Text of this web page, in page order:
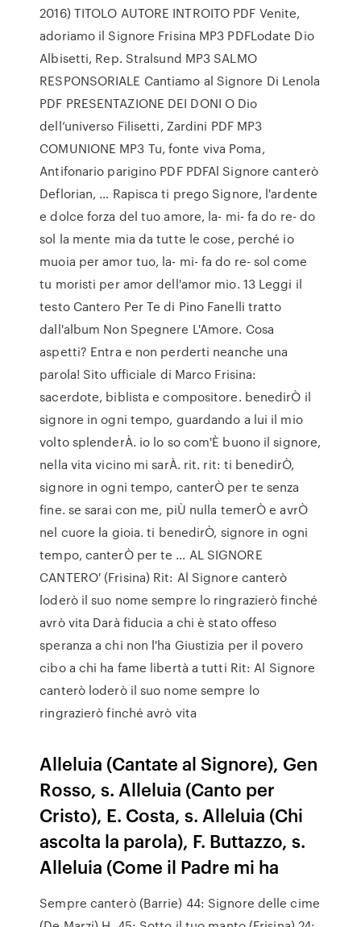
2016) TITOLO AUTORE INTROITO PDF Venite,
adoriamo il Signore Frisina MP3 PDFLodate Dio
Albisetti, Rep. Stralsund MP3 SALMO
RESPONSORIALE Cantiamo al Signore Di Lenola
PDF PRESENTAZIONE DEI DONI O Dio
dell’universo Filisetti, Zardini PDF MP3
COMUNIONE MP3 Tu, fonte viva Poma,
Antifonario parigino PDF PDFAl Signore canterò
Deflorian, … Rapisca ti prego Signore, l'ardente
e dolce forza del tuo amore, la- mi- fa do re- do
sol la mente mia da tutte le cose, perché io
muoia per amor tuo, la- mi- fa do re- sol come
tu moristi per amor dell'amor mio. 13 Leggi il
testo Cantero Per Te di Pino Fanelli tratto
dall'album Non Spegnere L'Amore. Cosa
aspetti? Entra e non perderti neanche una
parola! Sito ufficiale di Marco Frisina:
sacerdote, biblista e compositore. benedirÒ il
signore in ogni tempo, guardando a lui il mio
volto splenderÀ. io lo so com'È buono il signore,
nella vita vicino mi sarÀ. rit. rit: ti benedirÒ,
signore in ogni tempo, canterÒ per te senza
fine. se sarai con me, piÙ nulla temerÒ e avrÒ
nel cuore la gioia. ti benedirÒ, signore in ogni
tempo, canterÒ per te … AL SIGNORE
CANTERO' (Frisina) Rit: Al Signore canterò
loderò il suo nome sempre lo ringrazierò finché
avrò vita Darà fiducia a chi è stato offeso
speranza a chi non l'ha Giustizia per il povero
cibo a chi ha fame libertà a tutti Rit: Al Signore
canterò loderò il suo nome sempre lo
ringrazierò finché avrò vita
Alleluia (Cantate al Signore), Gen
Rosso, s. Alleluia (Canto per
Cristo), E. Costa, s. Alleluia (Chi
ascolta la parola), F. Buttazzo, s.
Alleluia (Come il Padre mi ha
Sempre canterò (Barrie) 44: Signore delle cime